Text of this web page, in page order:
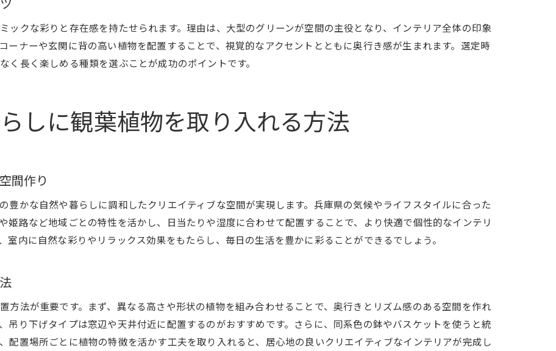
観葉植物で実現する兵庫県の個性派インテリア
観葉植物と家具の組み合わせ実践ポイント
観葉植物専門店おすすめの演出法まとめ
大型観葉植物を取り入れた空間演出例
クリエイティブな空間を演出する配置法
大型観葉植物で空間に変化をつけるコツ
観葉植物を活かした創造的インテリアの実践
観葉植物で暮らしが楽しくなる兵庫県の実例
兵庫県で始める観葉植物ライフの魅力
観葉植物専門店活用で広がるインテリア体験
ックな彩りと存在感を持たせられます。理由は、大型のグリーンが空間の主役となり、インテリア全体の印象
ーナーや玄関に背の高い植物を配置することで、視覚的なアクセントとともに奥行き感が生まれます。選定時
長く楽しめる種類を選ぶことが成功のポイントです。
しに観葉植物を取り入れる方法
間作り
豊かな自然や暮らしに調和したクリエイティブな空間が実現します。兵庫県の気候やライフスタイルに合った
姫路など地域ごとの特性を活かし、日当たりや湿度に合わせて配置することで、より快適で個性的なインテリ
室内に自然な彩りやリラックス効果をもたらし、毎日の生活を豊かに彩ることができるでしょう。
方法が重要です。まず、異なる高さや形状の植物を組み合わせることで、奥行きとリズム感のある空間を作れ
吊り下げタイプは窓辺や天井付近に配置するのがおすすめです。さらに、同系色の鉢やバスケットを使うと統
配置場所ごとに植物の特徴を活かす工夫を取り入れると、居心地の良いクリエイティブなインテリアが完成し